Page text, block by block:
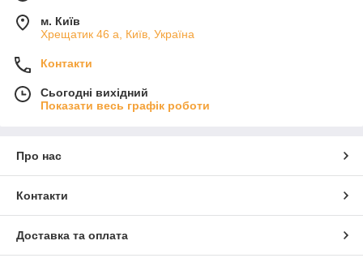
м. Київ
Хрещатик 46 а, Київ, Україна
Контакти
Сьогодні вихідний
Показати весь графік роботи
Про нас
Контакти
Доставка та оплата